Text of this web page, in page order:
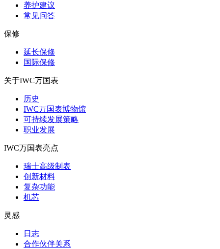
养护建议
常见问答
保修
延长保修
国际保修
关于IWC万国表
历史
IWC万国表博物馆
可持续发展策略
职业发展
IWC万国表亮点
瑞士高级制表
创新材料
复杂功能
机芯
灵感
日志
合作伙伴关系